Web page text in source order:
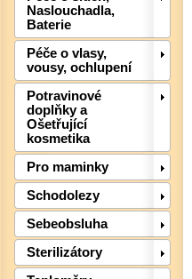
Naslouchadla,
Baterie
Péče o vlasy,
vousy, ochlupení
Potravinové
doplňky a
Ošetřující
kosmetika
Pro maminky
Schodolezy
Sebeobsluha
Sterilizátory